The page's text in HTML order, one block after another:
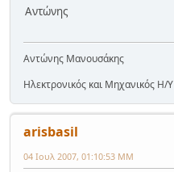
Αντώνης
Αντώνης Μανουσάκης
Ηλεκτρονικός και Μηχανικός Η/Υ
arisbasil
04 Ιουλ 2007, 01:10:53 ΜΜ